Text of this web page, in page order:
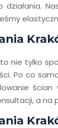
nie tylko
Po co
a